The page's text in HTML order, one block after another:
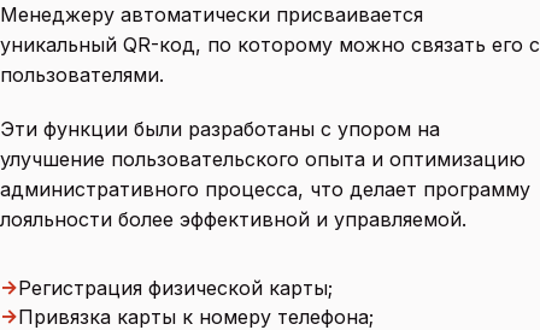
Менеджеру автоматически присваивается
уникальный QR-код, по которому можно связать его с
пользователями.
Эти функции были разработаны с упором на
улучшение пользовательского опыта и оптимизацию
административного процесса, что делает программу
лояльности более эффективной и управляемой.
→Регистрация физической карты;
→Привязка карты к номеру телефона;